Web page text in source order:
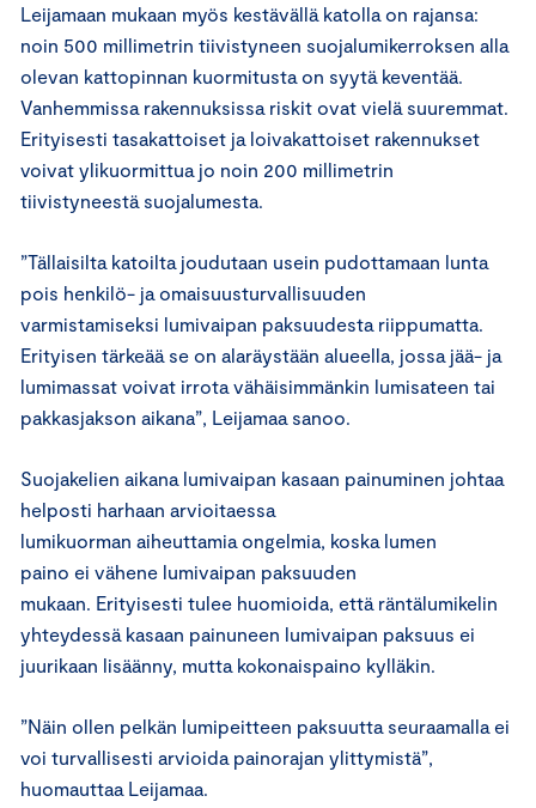
Leijamaan mukaan myös kestävällä katolla on rajansa:
noin 500 millimetrin tiivistyneen suojalumikerroksen alla
olevan kattopinnan kuormitusta on syytä keventää.
Vanhemmissa rakennuksissa riskit ovat vielä suuremmat.
Erityisesti tasakattoiset ja loivakattoiset rakennukset
voivat ylikuormittua jo noin 200 millimetrin
tiivistyneestä suojalumesta.
”Tällaisilta katoilta joudutaan usein pudottamaan lunta
pois henkilö- ja omaisuusturvallisuuden
varmistamiseksi lumivaipan paksuudesta riippumatta.
Erityisen tärkeää se on alaräystään alueella, jossa jää- ja
lumimassat voivat irrota vähäisimmänkin lumisateen tai
pakkasjakson aikana”, Leijamaa sanoo.
Suojakelien aikana lumivaipan kasaan painuminen johtaa
helposti harhaan arvioitaessa
lumikuorman aiheuttamia ongelmia, koska lumen
paino ei vähene lumivaipan paksuuden
mukaan. Erityisesti tulee huomioida, että räntälumikelin
yhteydessä kasaan painuneen lumivaipan paksuus ei
juurikaan lisäänny, mutta kokonaispaino kylläkin.
”Näin ollen pelkän lumipeitteen paksuutta seuraamalla ei
voi turvallisesti arvioida painorajan ylittymistä”,
huomauttaa Leijamaa.